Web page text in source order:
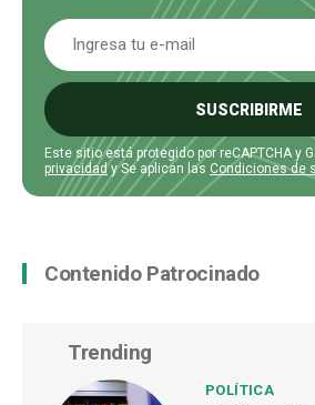
SUSCRIBIRME
Este sitio está protegido por reCAPTCHA y
privacidady Se aplican las Condiciones de
Contenido Patrocinado
Trending
POLÍTICA